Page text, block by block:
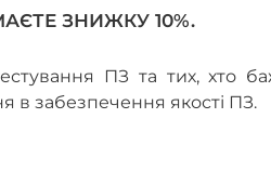
ЗНИЖКУ 10%.
ПЗ та тих, хто
в забезпечення якості ПЗ.